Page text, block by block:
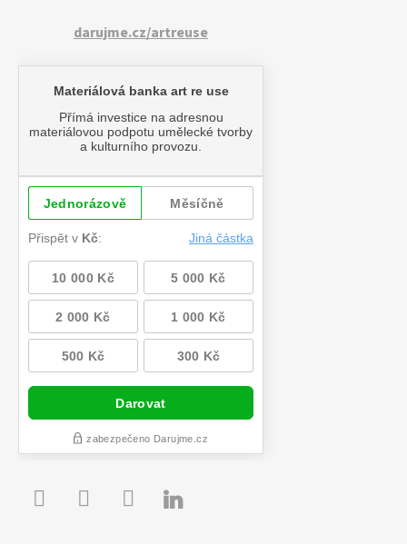
darujme.cz/artreuse
